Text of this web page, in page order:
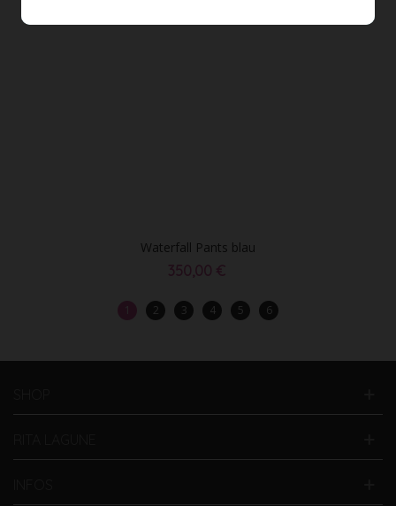
Waterfall Pants blau
350,00 €
2 3 4 5 6